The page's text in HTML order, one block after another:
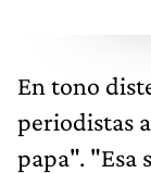
En tono
periodistas
papa". "Esa